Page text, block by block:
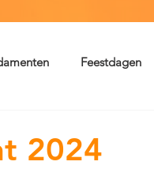
Feestdagen
2024